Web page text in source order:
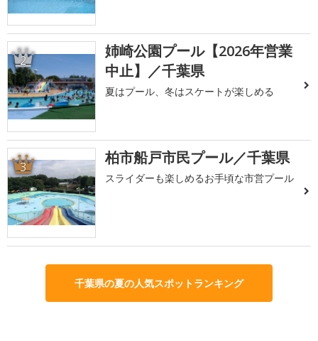
2
姉崎公園プール【2026年営業
中止】／千葉県
夏はプール、冬はスケートが楽しめる
3 柏市船戸市民プール／千葉県
スライダーも楽しめるお手頃な市営プール
千葉県の夏の人気スポットランキング